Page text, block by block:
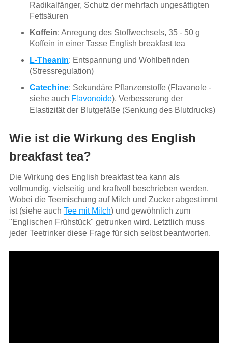
Radikalfänger, Schutz der mehrfach ungesättigten
Fettsäuren
Koffein: Anregung des Stoffwechsels, 35 - 50 g
Koffein in einer Tasse English breakfast tea
L-Theanin: Entspannung und Wohlbefinden
(Stressregulation)
Catechine: Sekundäre Pflanzenstoffe (Flavanole -
siehe auch Flavonoide), Verbesserung der
Elastizität der Blutgefäße (Senkung des Blutdrucks)
Wie ist die Wirkung des English
breakfast tea?
Die Wirkung des English breakfast tea kann als
vollmundig, vielseitig und kraftvoll beschrieben werden.
Wobei die Teemischung auf Milch und Zucker abgestimmt
ist (siehe auch Tee mit Milch) und gewöhnlich zum
"Englischen Frühstück" getrunken wird. Letztlich muss
jeder Teetrinker diese Frage für sich selbst beantworten.